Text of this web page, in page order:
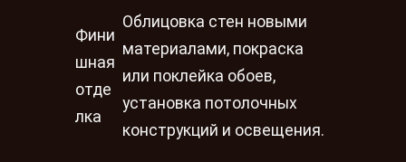
Фини
шная
отде
лка
Облицовка стен новыми
материалами, покраска
или поклейка обоев,
установка потолочных
конструкций и освещения.